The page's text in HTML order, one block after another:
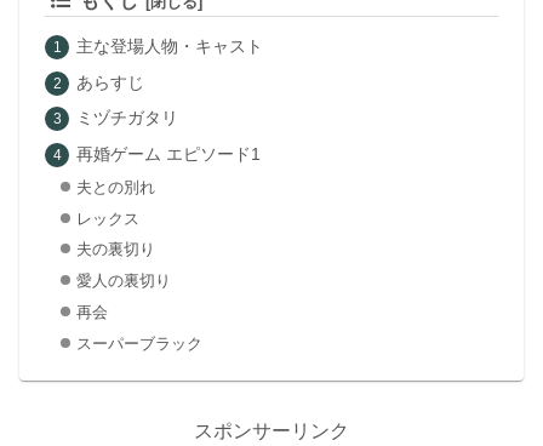
主な登場人物・キャスト
あらすじ
ミヅチガタリ
再婚ゲーム エピソード1
夫との別れ
レックス
夫の裏切り
愛人の裏切り
再会
スーパーブラック
スポンサーリンク